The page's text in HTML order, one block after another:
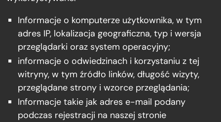
Informacje o komputerze użytkownika, w tym
adres IP, lokalizacja geograficzna, typ i wersja
przeglądarki oraz system operacyjny;
informacje o odwiedzinach i korzystaniu z tej
witryny, w tym źródło linków, długość wizyty,
przeglądane strony i wzorce przeglądania;
Informacje takie jak adres e-mail podany
podczas rejestracji na naszej stronie